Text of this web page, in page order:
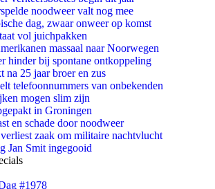
noodweer valt nog mee
dag, zwaar onweer op komst
vol juichpakken
massaal naar Noorwegen
hinder bij spontane ontkoppeling
na 25 jaar broer en zus
telefoonnummers van onbekenden
mogen slim zijn
in Groningen
en schade door noodweer
zaak om militaire nachtvlucht
Jan Smit ingegooid
#1978